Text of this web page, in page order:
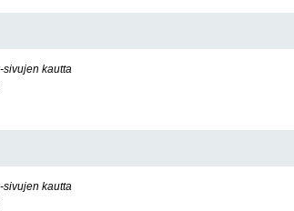
sivujen kautta
sivujen kautta